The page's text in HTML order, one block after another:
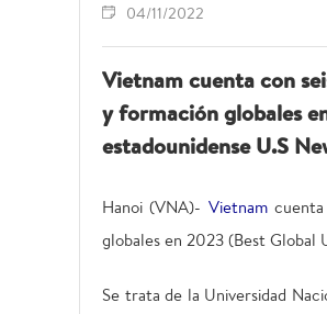
04/11/2022
Vietnam cuenta con
y formación globales
estadounidense U.S
Hanoi (VNA)- Vietnamcuenta
globales en 2023 (Best Global
Se trata de la Universidad